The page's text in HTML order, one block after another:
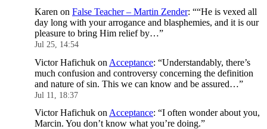
Karen on False Teacher – Martin Zender: ““He is vexed all
day long with your arrogance and blasphemies, and it is our
pleasure to bring Him relief by…”
Jul 25, 14:54
Victor Hafichuk on Acceptance: “Understandably, there’s
much confusion and controversy concerning the definition
and nature of sin. This we can know and be assured…”
Jul 11, 18:37
Victor Hafichuk on Acceptance: “I often wonder about you,
Marcin. You don’t know what you’re doing.”